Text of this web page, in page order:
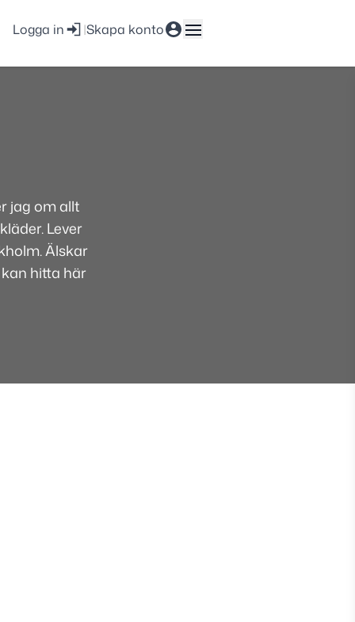
Logga in |Skapa konto
jag om allt
Lever
Älskar
hitta här